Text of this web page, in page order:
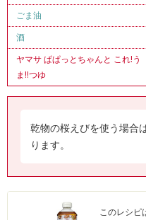
ごま油
酒
ヤマサ ぱぱっとちゃんと これ!う
ま!!つゆ
乾物の桜えびを使う場合
ります。
このレシピ